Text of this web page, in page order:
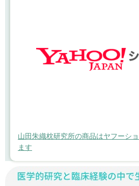
山田朱織枕研究所の商品はヤフーシ
ます